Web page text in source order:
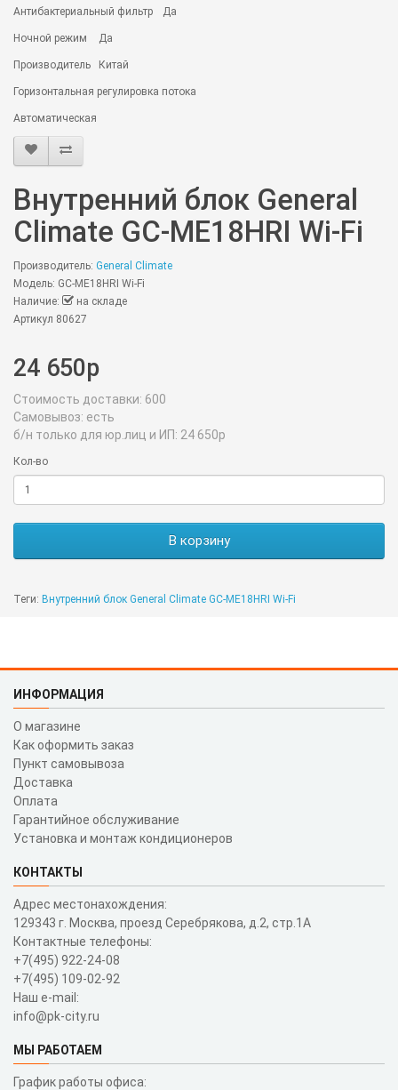
Антибактериальный фильтр Да
Ночной режим Да
Производитель Китай
Горизонтальная регулировка потока
Автоматическая
Внутренний блок General
Climate GC-ME18HRI Wi-Fi
Производитель: General Climate
Модель: GC-ME18HRI Wi-Fi
Наличие:
на складе
Артикул 80627
24 650р
Стоимость доставки: 600
Самовывоз: есть
б/н только для юр.лиц и ИП: 24 650р
Кол-во
В корзину
Теги: Внутренний блок General Climate GC-ME18HRI Wi-Fi
ИНФОРМАЦИЯ
О магазине
Как оформить заказ
Пункт самовывоза
Доставка
Оплата
Гарантийное обслуживание
Установка и монтаж кондиционеров
КОНТАКТЫ
Адрес местонахождения:
129343 г. Москва, проезд Серебрякова, д.2, стр.1A
Контактные телефоны:
+7(495) 922-24-08
+7(495) 109-02-92
Наш e-mail:
info@pk-city.ru
МЫ РАБОТАЕМ
График работы офиса: